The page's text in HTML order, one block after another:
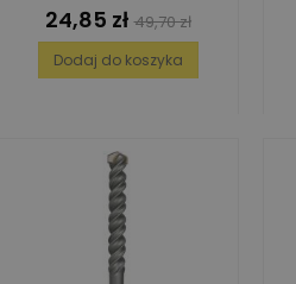
Cena
24,85 zł Cena
podstawowa
49,70 zł
Dodaj do koszyka